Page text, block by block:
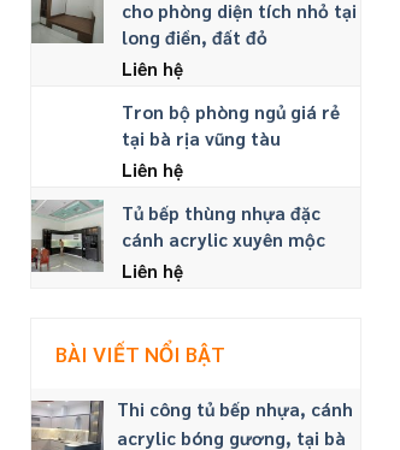
cho phòng diện tích nhỏ tại
long điền, đất đỏ
Liên hệ
Tron bộ phòng ngủ giá rẻ
tại bà rịa vũng tàu
Liên hệ
Tủ bếp thùng nhựa đặc
cánh acrylic xuyên mộc
Liên hệ
BÀI VIẾT NỔI BẬT
Thi công tủ bếp nhựa, cánh
acrylic bóng gương, tại bà